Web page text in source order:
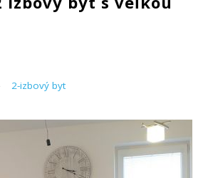
2-izbový byt